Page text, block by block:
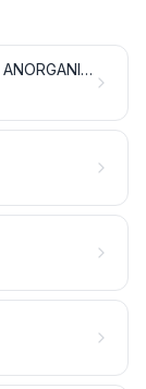
ANORGANICKÉ CHEMIKÁLIE; ANORGANICKÉ ALEBO ORGANICKÉ ZLÚČENINY DRAHÝCH KOVOV, KOVOV VZÁCNYCH ZEMÍN, RÁDIOAKTÍVNYCH PRVKOV ALEBO IZOTOPOV